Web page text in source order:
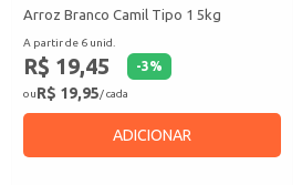
Arroz Branco Camil Tipo 1 5kg
A partir de 6 unid.
R$ 19,45 -3%
ouR$ 19,95/ cada
ADICIONAR